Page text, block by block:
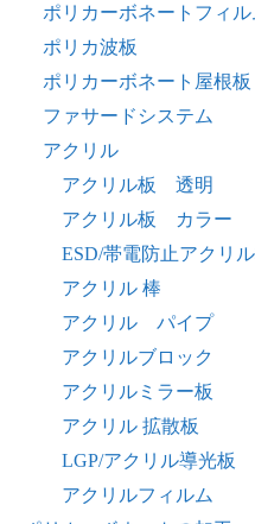
ポリカーボネートフィル
ポリカ波板
ポリカーボネート屋根板
ファサードシステム
アクリル
アクリル板 透明
アクリル板 カラー
ESD/帯電防止アクリ
アクリル 棒
アクリル パイプ
アクリルブロック
アクリルミラー板
アクリル 拡散板
LGP/アクリル導光板
アクリルフィルム